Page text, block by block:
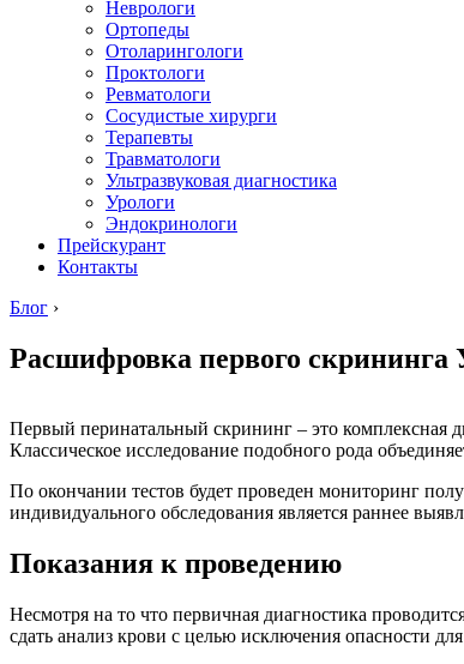
Неврологи
Ортопеды
Отоларингологи
Проктологи
Ревматологи
Сосудистые хирурги
Терапевты
Травматологи
Ультразвуковая диагностика
Урологи
Эндокринологи
Прейскурант
Контакты
Блог ›
Расшифровка первого
Первый перинатальный скрининг – это комплексная
Классическое исследование подобного рода
По окончании тестов будет проведен мониторинг
индивидуального обследования является раннее
Показания к проведению
Несмотря на то что первичная диагностика
сдать анализ крови с целью исключения опасности